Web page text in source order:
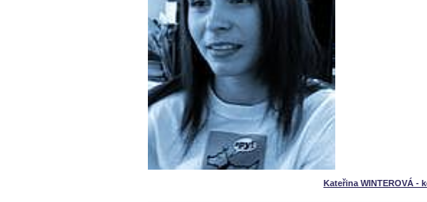
Kateřina WINTEROVÁ -